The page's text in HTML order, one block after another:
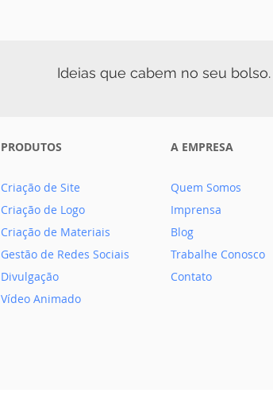
Ideias que cabem no seu bolso.
PRODUTOS A EMPRESA
Criação de Site
Criação de Logo
Criação de Materiais
Gestão de Redes Sociais
Divulgação
Vídeo Animado
Quem Somos
Imprensa
Blog
Trabalhe Conosco
Contato